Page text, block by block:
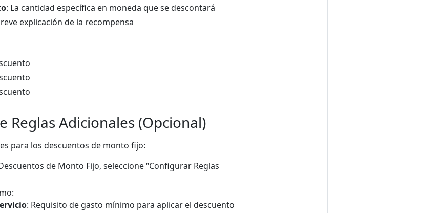
: La cantidad específica en moneda que se descontará
explicación de la recompensa
Reglas Adicionales (Opcional)
para los descuentos de monto fijo:
de Monto Fijo, seleccione “Configurar Reglas
: Requisito de gasto mínimo para aplicar el descuento